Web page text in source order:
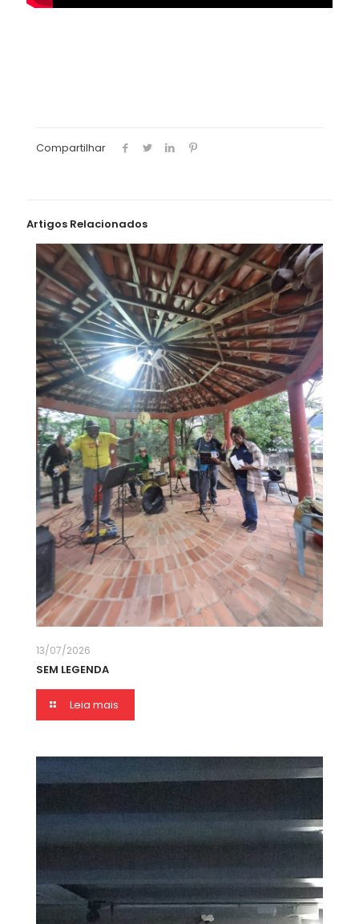
Compartilhar
Artigos Relacionados
13/07/2026
SEM LEGENDA
Leia mais